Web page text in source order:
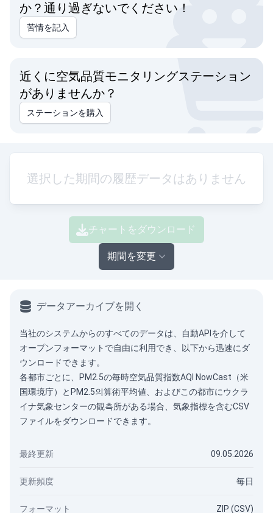
か？通り過ぎないでください！
苦情を記入
近くに空気品質モニタリングステーション
がありませんか？
ステーションを購入
選択した期間の履歴データはありません
チャートをダウンロード
期間を変更
データアーカイブを開く
当社のシステムからのすべてのデータは、 自動API を介して
オープンフォーマットで自由に利用でき、以下から迅速にダ
ウンロードできます。
各都市ごとに、PM2.5の毎時空気品質指数AQI NowCast（米
国環境庁）とPM2.5의算術平均値、およびこの都市にウクラ
イナ気象センターの観측所がある場合、気象指標を含むCSV
ファイルをダウンロードできます。
最終更新 09.05.2026
更新頻度 毎日
フォーマット ZIP (CSV)